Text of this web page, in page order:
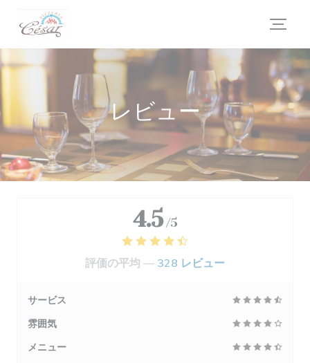
クッキー利用の管理について
レビュー
4.5 /5
評価の平均 — 328 レビュー
サービス
雰囲気
メニュー